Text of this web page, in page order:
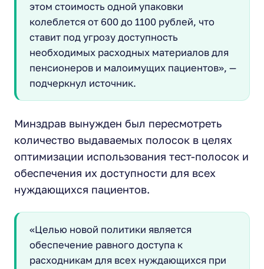
этом стоимость одной упаковки
колеблется от 600 до 1100 рублей, что
ставит под угрозу доступность
необходимых расходных материалов для
пенсионеров и малоимущих пациентов», —
подчеркнул источник.
Минздрав вынужден был пересмотреть
количество выдаваемых полосок в целях
оптимизации использования тест-полосок и
обеспечения их доступности для всех
нуждающихся пациентов.
«Целью новой политики является
обеспечение равного доступа к
расходникам для всех нуждающихся при